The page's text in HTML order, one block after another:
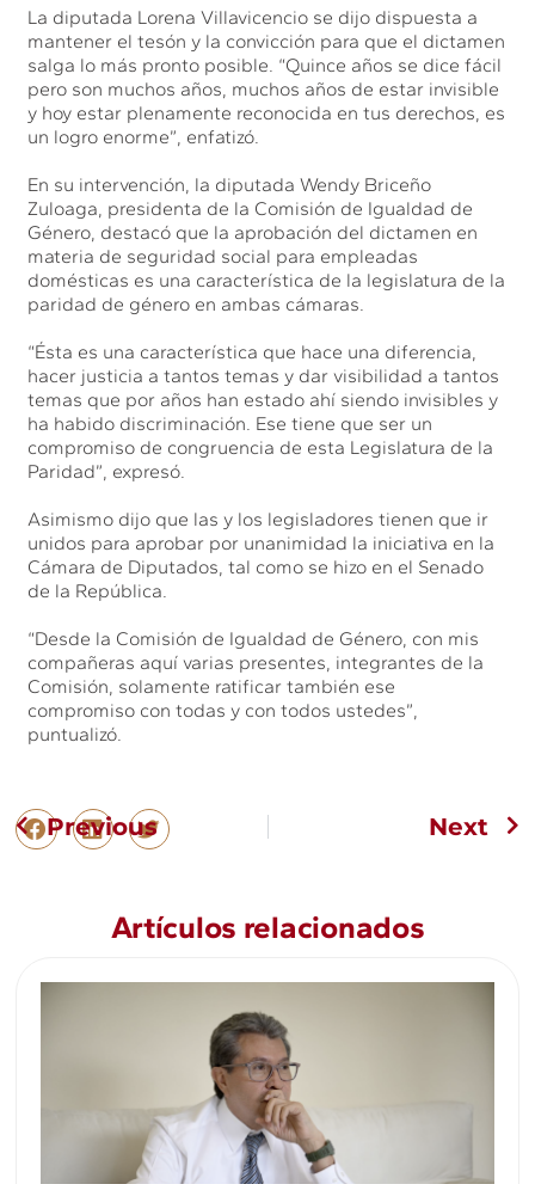
La diputada Lorena Villavicencio se dijo dispuesta a
mantener el tesón y la convicción para que el dictamen
salga lo más pronto posible. “Quince años se dice fácil
pero son muchos años, muchos años de estar invisible
y hoy estar plenamente reconocida en tus derechos, es
un logro enorme”, enfatizó.
En su intervención, la diputada Wendy Briceño
Zuloaga, presidenta de la Comisión de Igualdad de
Género, destacó que la aprobación del dictamen en
materia de seguridad social para empleadas
domésticas es una característica de la legislatura de la
paridad de género en ambas cámaras.
“Ésta es una característica que hace una diferencia,
hacer justicia a tantos temas y dar visibilidad a tantos
temas que por años han estado ahí siendo invisibles y
ha habido discriminación. Ese tiene que ser un
compromiso de congruencia de esta Legislatura de la
Paridad”, expresó.
Asimismo dijo que las y los legisladores tienen que ir
unidos para aprobar por unanimidad la iniciativa en la
Cámara de Diputados, tal como se hizo en el Senado
de la República.
“Desde la Comisión de Igualdad de Género, con mis
compañeras aquí varias presentes, integrantes de la
Comisión, solamente ratificar también ese
compromiso con todas y con todos ustedes”,
puntualizó.
Previous Next
Artículos relacionados